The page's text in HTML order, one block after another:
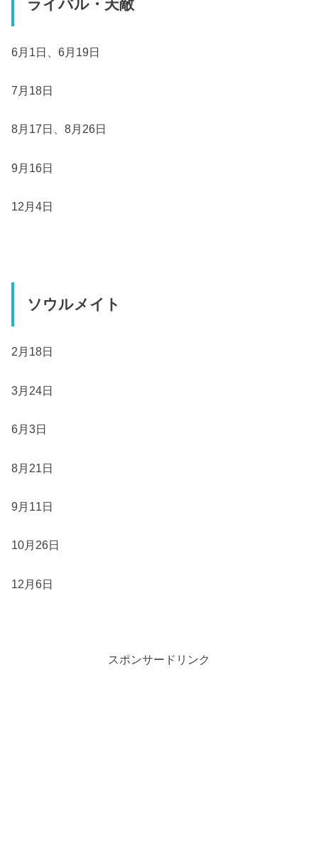
ライバル・天敵
6月1日、6月19日
7月18日
8月17日、8月26日
9月16日
12月4日
ソウルメイト
2月18日
3月24日
6月3日
8月21日
9月11日
10月26日
12月6日
スポンサードリンク